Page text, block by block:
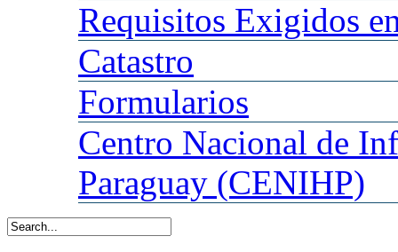
Requisitos Exigidos
Catastro
Formularios
Centro Nacional de
Paraguay (CENIHP)